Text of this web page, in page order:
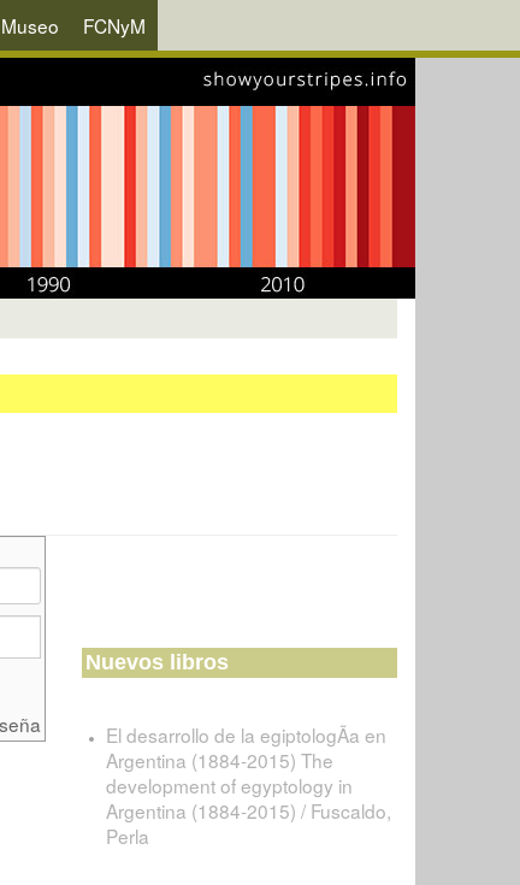
Museo FCNyM
Nuevos libros
El desarrollo de la egiptologÃ­a en
Argentina (1884-2015) The
development of egyptology in
Argentina (1884-2015) / Fuscaldo,
Perla